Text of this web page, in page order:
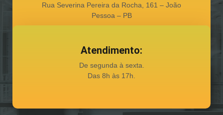
Rua Severina Pereira da Rocha, 161 – João
Pessoa – PB
Atendimento:
De segunda à sexta.
Das 8h às 17h.